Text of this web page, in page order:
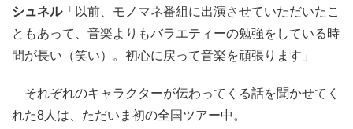
シュネル「以前、モノマネ番組に出演させていただいたこ
ともあって、音楽よりもバラエティーの勉強をしている時
間が長い（笑い）。初心に戻って音楽を頑張ります」
それぞれのキャラクターが伝わってくる話を聞かせてく
れた8人は、ただいま初の全国ツアー中。